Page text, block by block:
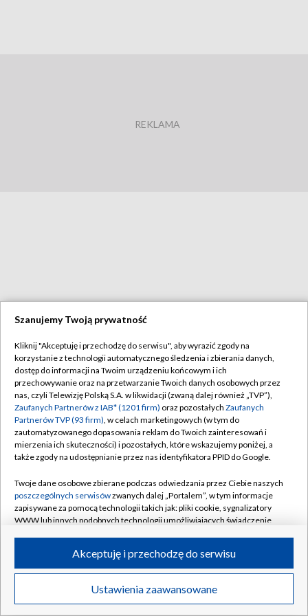
Szanujemy Twoją prywatność
Kliknij "Akceptuję i przechodzę do serwisu", aby wyrazić zgody na
korzystanie z technologii automatycznego śledzenia i zbierania danych,
dostęp do informacji na Twoim urządzeniu końcowym i ich
przechowywanie oraz na przetwarzanie Twoich danych osobowych przez
nas, czyli Telewizję Polską S.A. w likwidacji (zwaną dalej również „TVP”),
Zaufanych Partnerów z IAB* (1201 firm) oraz pozostałych Zaufanych
Partnerów TVP (93 firm), w celach marketingowych (w tym do
zautomatyzowanego dopasowania reklam do Twoich zainteresowań i
mierzenia ich skuteczności) i pozostałych, które wskazujemy poniżej, a
także zgody na udostępnianie przez nas identyfikatora PPID do Google.
Twoje dane osobowe zbierane podczas odwiedzania przez Ciebie naszych
poszczególnych serwisówzwanych dalej „Portalem”, w tym informacje
zapisywane za pomocą technologii takich jak: pliki cookie, sygnalizatory
WWW lub innych podobnych technologii umożliwiających świadczenie
ruchu w Internecie.
Twoje dane osobowe zbierane podczas odwiedzania przez Ciebie
poszczególnych serwisówna Portalu, takie jak adresy IP, identyfikatory
Ustawienia zaawansowane
Akceptuję i przechodzę do serwisu